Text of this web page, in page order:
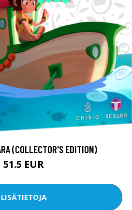
(COLLECTOR'S EDITION)
51.5 EUR
LISÄTIETOJA